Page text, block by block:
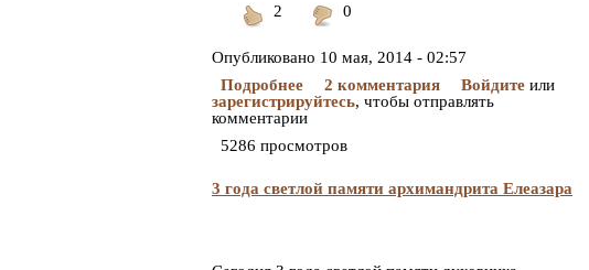
2
понравилось
0
Опубликовано 10 мая, 2014 - 02:57
Подробнее
2 комментария Войдитеили
зарегистрируйтесь, чтобы отправлять
комментарии
5286 просмотров
3 года светлой памяти архимандрита Елеазара